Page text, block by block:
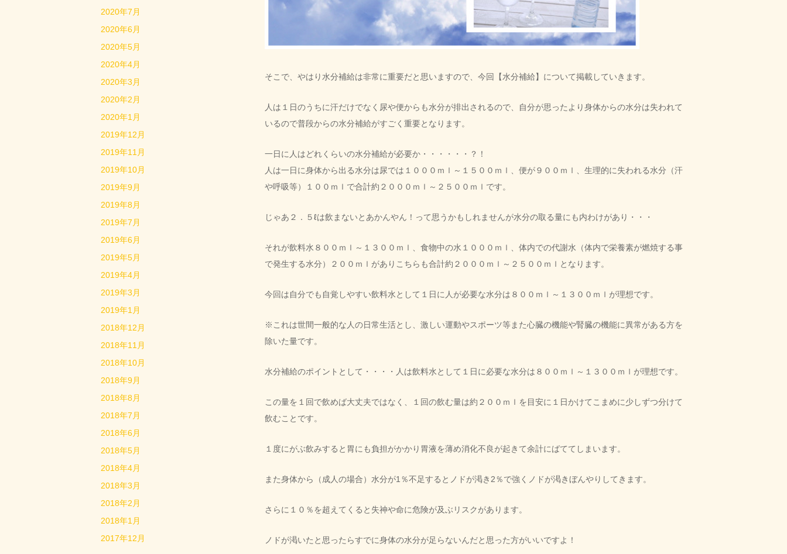
そこで、やはり水分補給は非常に重要だと思いますので、今回【水分補給】について掲載していきます。
人は１日のうちに汗だけでなく尿や便からも水分が排出されるので、自分が思ったより身体からの水分は失われて
いるので普段からの水分補給がすごく重要となります。
一日に人はどれくらいの水分補給が必要か・・・・・・？！
人は一日に身体から出る水分は尿では１０００ｍｌ～１５００ｍｌ、便が９００ｍｌ、生理的に失われる水分（汗
や呼吸等）１００ｍｌで合計約２０００ｍｌ～２５００ｍｌです。
じゃあ２．５ℓは飲まないとあかんやん！って思うかもしれませんが水分の取る量にも内わけがあり・・・
それが飲料水８００ｍｌ～１３００ｍｌ、食物中の水１０００ｍｌ、体内での代謝水（体内で栄養素が燃焼する事
で発生する水分）２００ｍｌがありこちらも合計約２０００ｍｌ～２５００ｍｌとなります。
今回は自分でも自覚しやすい飲料水として１日に人が必要な水分は８００ｍｌ～１３００ｍｌが理想です。
※これは世間一般的な人の日常生活とし、激しい運動やスポーツ等また心臓の機能や腎臓の機能に異常がある方を
除いた量です。
水分補給のポイントとして・・・・人は飲料水として１日に必要な水分は８００ｍｌ～１３００ｍｌが理想です。
この量を１回で飲めば大丈夫ではなく、１回の飲む量は約２００ｍｌを目安に１日かけてこまめに少しずつ分けて
飲むことです。
１度にがぶ飲みすると胃にも負担がかかり胃液を薄め消化不良が起きて余計にばててしまいます。
また身体から（成人の場合）水分が1％不足するとノドが渇き2％で強くノドが渇きぼんやりしてきます。
さらに１０％を超えてくると失神や命に危険が及ぶリスクがあります。
ノドが渇いたと思ったらすでに身体の水分が足らないんだと思った方がいいですよ！
2020年7月
2020年6月
2020年5月
2020年4月
2020年3月
2020年2月
2020年1月
2019年12月
2019年11月
2019年10月
2019年9月
2019年8月
2019年7月
2019年6月
2019年5月
2019年4月
2019年3月
2019年1月
2018年12月
2018年11月
2018年10月
2018年9月
2018年8月
2018年7月
2018年6月
2018年5月
2018年4月
2018年3月
2018年2月
2018年1月
2017年12月